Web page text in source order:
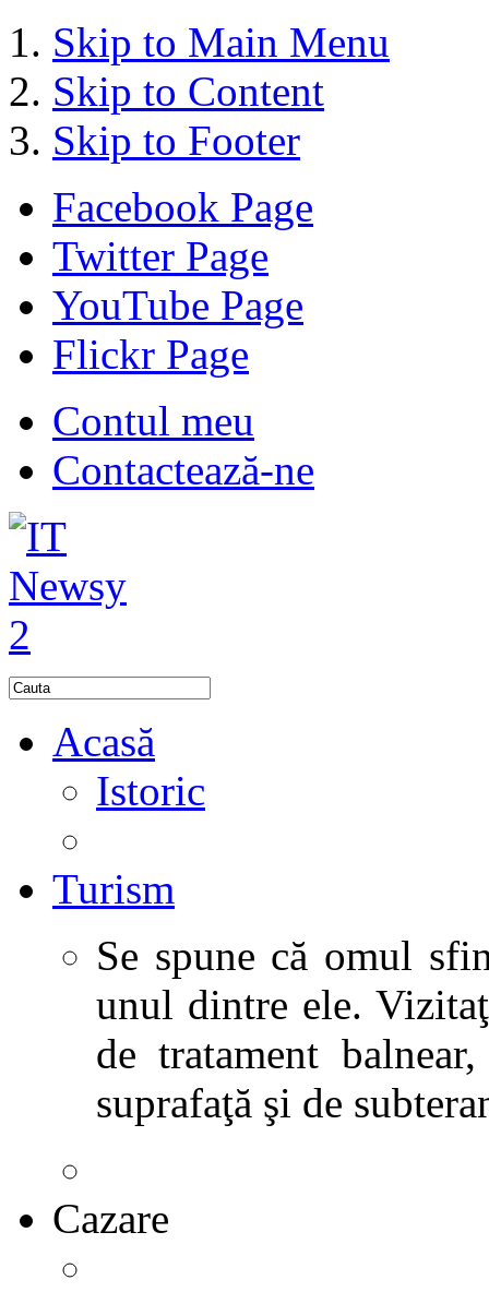
Skip to Main Menu
Skip to Content
Skip to Footer
Facebook Page
Twitter Page
YouTube Page
Flickr Page
Contul meu
Contactează-ne
Acasă
Istoric
Turism
Se spune că omul
unul dintre ele.
de tratament
suprafaţă şi de
Cazare